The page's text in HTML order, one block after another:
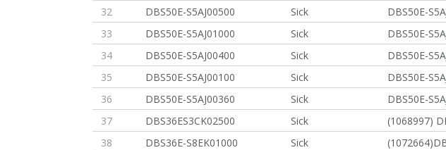
32 DBS50E-S5AJ00500 Sick DBS50E-
33 DBS50E-S5AJ01000 Sick DBS50E-
34 DBS50E-S5AJ00400 Sick DBS50E-
35 DBS50E-S5AJ00100 Sick DBS50E-
36 DBS50E-S5AJ00360 Sick DBS50E-
37 DBS36ES3CK02500 Sick (1068997)
38 DBS36E-S8EK01000 Sick